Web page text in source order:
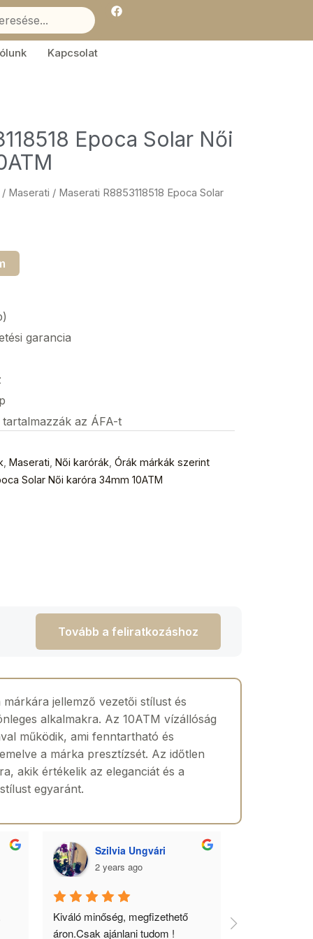
F
a
e
Kapcsolat
Epoca Solar Női
/ Maserati / Maserati R8853118518 Epoca Solar
garancia
az ÁFA-t
Maserati Női karórák Órák márkák szerint
Solar Női karóra 34mm 10ATM
Tovább a feliratkozáshoz
jellemző vezetői stílust és
alkalmakra. Az 10ATM vízállóság
működik, ami fenntartható és
a márka presztízsét. Az időtlen
akik értékelik az eleganciát és a
egyaránt.
Szilvia Ungvári
2 years ago
Kiváló minőség, megfizethető
áron.Csak ajánlani tudom !